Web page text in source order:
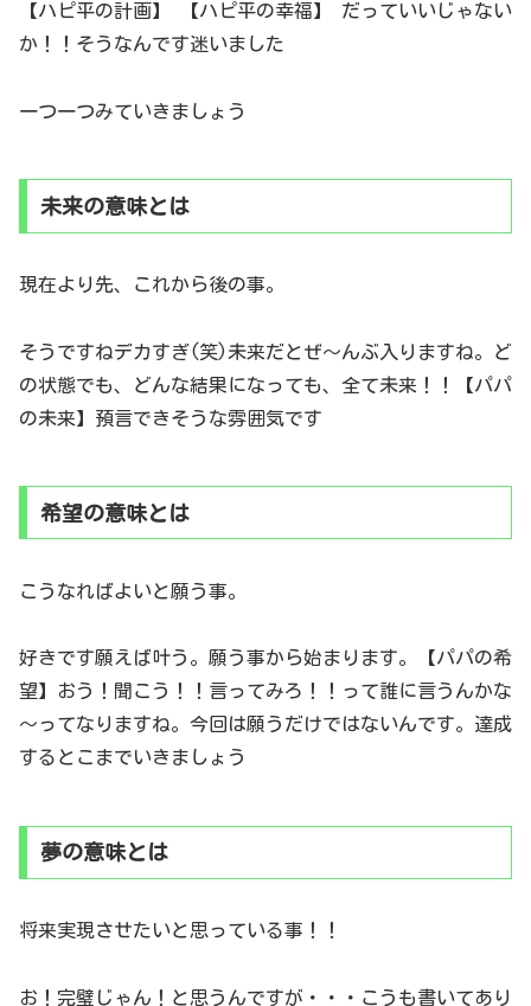
【ハピ平の計画】 【ハピ平の幸福】 だっていいじゃない
か！！そうなんです迷いました
一つ一つみていきましょう
未来の意味とは
現在より先、これから後の事。
そうですねデカすぎ(笑)未来だとぜ～んぶ入りますね。ど
の状態でも、どんな結果になっても、全て未来！！【パパ
の未来】預言できそうな雰囲気です
希望の意味とは
こうなればよいと願う事。
好きです願えば叶う。願う事から始まります。【パパの希
望】おう！聞こう！！言ってみろ！！って誰に言うんかな
～ってなりますね。今回は願うだけではないんです。達成
するとこまでいきましょう
夢の意味とは
将来実現させたいと思っている事！！
お！完璧じゃん！と思うんですが・・・こうも書いてあり